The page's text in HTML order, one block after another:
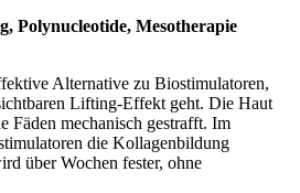
Polynucleotide, Mesotherapie
Alternative zu Biostimulatoren,
Lifting-Effekt geht. Die Haut
Fäden mechanisch gestrafft. Im
die Kollagenbildung
über Wochen fester, ohne